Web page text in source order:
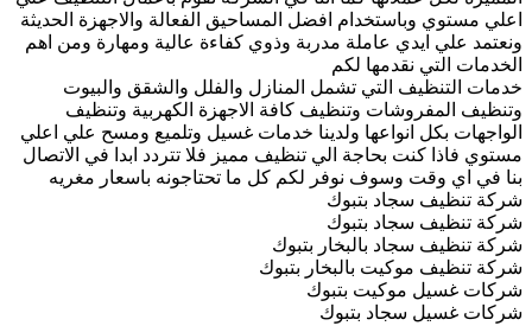
اعلي مستوي وباستخدام افضل المساحيق الفعالة والاجهزة الحديثة
ونعتمد علي ايدي عاملة مدربة وذوي كفاءة عالية ومهارة ومن اهم
الخدمات التي نقدمها لكم
خدمات التنظيف التي تشمل المنازل والفلل والشقق والبيوت
وتنظيف المفروشات وتنظيف كافة الاجهزة الكهربية وتنظيف
الواجهات بكل انواعها ولدينا خدمات غسيل وتلميع ومسح علي اعلي
مستوي فاذا كنت بحاجة الي تنظيف مميز فلا تتردد ابدا في الاتصال
بنا في اي وقت وسوف نوفر لكم كل ما تحتاجونه باسعار مغريه
شركة تنظيف سجاد بتبوك
شركة تنظيف سجاد بتبوك
شركة تنظيف سجاد بالبخار بتبوك
شركة تنظيف موكيت بالبخار بتبوك
شركات غسيل موكيت بتبوك
شركات غسيل سجاد بتبوك